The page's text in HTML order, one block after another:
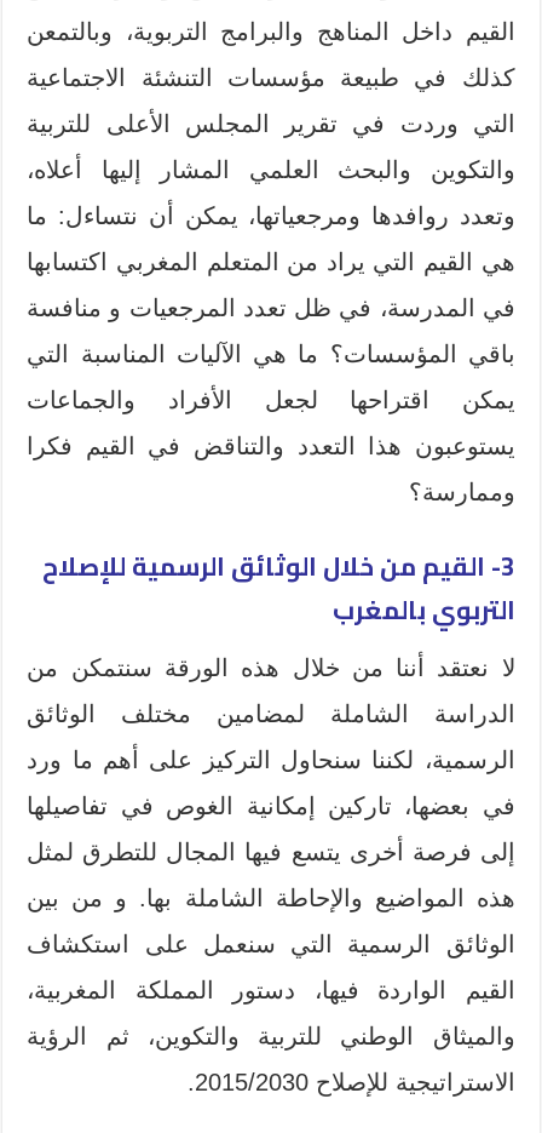
القيم داخل المناهج والبرامج التربوية، وبالتمعن
كذلك في طبيعة مؤسسات التنشئة الاجتماعية
التي وردت في تقرير المجلس الأعلى للتربية
والتكوين والبحث العلمي المشار إليها أعلاه،
وتعدد روافدها ومرجعياتها، يمكن أن نتساءل: ما
هي القيم التي يراد من المتعلم المغربي اكتسابها
في المدرسة، في ظل تعدد المرجعيات و منافسة
باقي المؤسسات؟ ما هي الآليات المناسبة التي
يمكن اقتراحها لجعل الأفراد والجماعات
يستوعبون هذا التعدد والتناقض في القيم فكرا
وممارسة؟
3- القيم من خلال الوثائق الرسمية للإصلاح
التربوي بالمغرب
لا نعتقد أننا من خلال هذه الورقة سنتمكن من
الدراسة الشاملة لمضامين مختلف الوثائق
الرسمية، لكننا سنحاول التركيز على أهم ما ورد
في بعضها، تاركين إمكانية الغوص في تفاصيلها
إلى فرصة أخرى يتسع فيها المجال للتطرق لمثل
هذه المواضيع والإحاطة الشاملة بها. و من بين
الوثائق الرسمية التي سنعمل على استكشاف
القيم الواردة فيها، دستور المملكة المغربية،
والميثاق الوطني للتربية والتكوين، ثم الرؤية
الاستراتيجية للإصلاح 2015/2030.